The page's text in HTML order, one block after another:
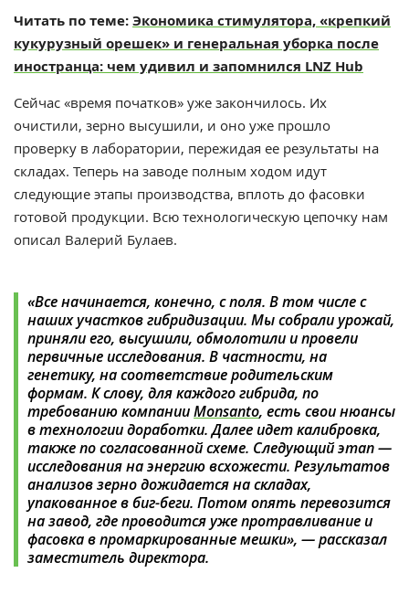
Читать по теме:Экономика стимулятора, «крепкий
кукурузный орешек» и генеральная уборка после
иностранца: чем удивил и запомнился LNZ Hub
Сейчас «время початков» уже закончилось. Их
очистили, зерно высушили, и оно уже прошло
проверку в лаборатории, пережидая ее результаты на
складах. Теперь на заводе полным ходом идут
следующие этапы производства, вплоть до фасовки
готовой продукции. Всю технологическую цепочку нам
описал Валерий Булаев.
«Все начинается, конечно, с поля. В том числе с
наших участков гибридизации. Мы собрали урожай,
приняли его, высушили, обмолотили и провели
первичные исследования. В частности, на
генетику, на соответствие родительским
формам. К слову, для каждого гибрида, по
требованию компанииMonsanto, есть свои нюансы
в технологии доработки. Далее идет калибровка,
также по согласованной схеме. Следующий этап —
исследования на энергию всхожести. Результатов
анализов зерно дожидается на складах,
упакованное в биг-беги. Потом опять перевозится
на завод, где проводится уже протравливание и
фасовка в промаркированные мешки», — рассказал
заместитель директора.